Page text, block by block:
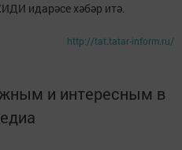
идарәсе хәбәр итә.
http://tat.tatar-inform.ru/
и интересным в